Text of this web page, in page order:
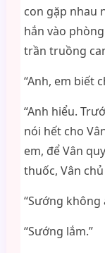
con gặp nhau
hắn vào
trần truồng
“Anh, em biết
“Anh hiểu.
nói hết cho
em, để Vân
thuốc, Vân
“Sướng không
“Sướng lắm.”